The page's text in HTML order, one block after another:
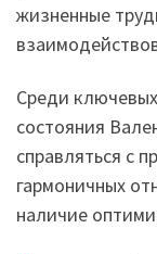
жизненные
Среди
состояния
справляться с
гармоничных
наличие